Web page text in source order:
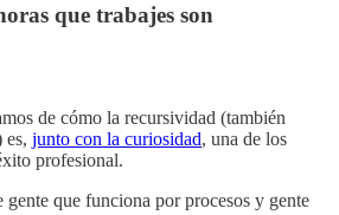
que trabajes son
de cómo la recursividad (también
es, junto con la curiosidad, una de los
profesional.
que funciona por procesos y gente